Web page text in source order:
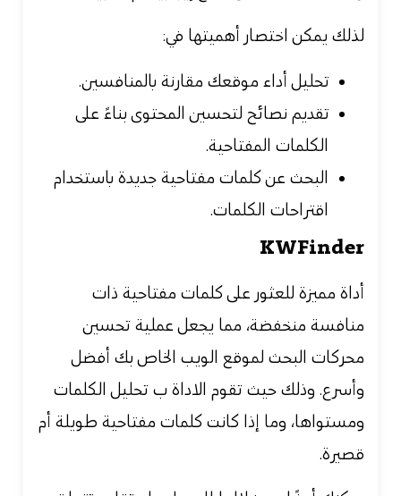
لذلك يمكن اختصار أهميتها في:
تحليل أداء موقعك مقارنة بالمنافسين.
تقديم نصائح لتحسين المحتوى بناءً على
الكلمات المفتاحية.
البحث عن كلمات مفتاحية جديدة باستخدام
اقتراحات الكلمات.
KWFinder
أداة مميزة للعثور على كلمات مفتاحية ذات
منافسة منخفضة، مما يجعل عملية تحسين
محركات البحث لموقع الويب الخاص بك أفضل
وأسرع. وذلك حيث تقوم الاداة ب تحليل الكلمات
ومستواها، وما إذا كانت كلمات مفتاحية طويلة أم
قصيرة.